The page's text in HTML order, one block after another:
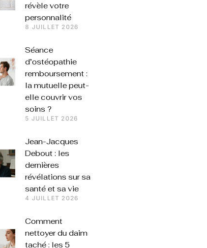
révèle votre
personnalité
8 JUILLET 2026
Séance
d’ostéopathie
remboursement :
la mutuelle peut-
elle couvrir vos
soins ?
5 JUILLET 2026
Jean-Jacques
Debout : les
dernières
révélations sur sa
santé et sa vie
4 JUILLET 2026
Comment
nettoyer du daim
taché : les 5